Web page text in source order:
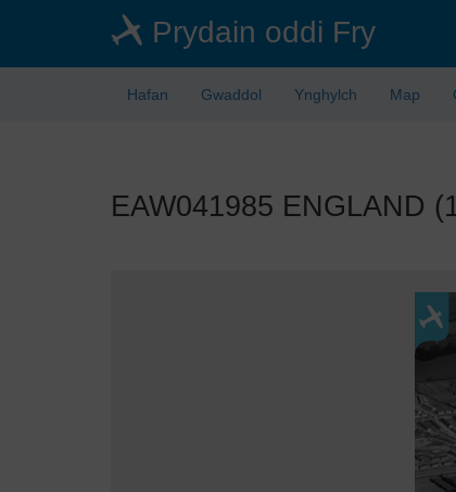
Prydain oddi Fry
Hafan Gwaddol Ynghylch Map
EAW041985 ENGLAND